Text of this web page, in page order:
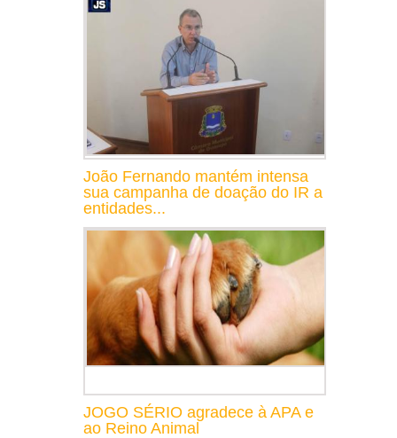
João Fernando mantém intensa
sua campanha de doação do IR a
entidades...
JOGO SÉRIO agradece à APA e
ao Reino Animal